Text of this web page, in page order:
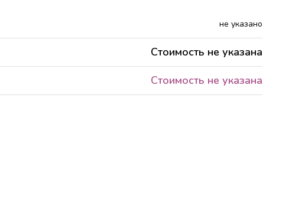
не указано
Стоимость не указана
Стоимость не указана